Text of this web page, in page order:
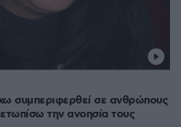
συμπεριφερθεί σε ανθρώπους
την ανοησία τους